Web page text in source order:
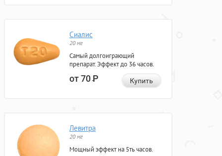
Сиалис
20 мг
Самый долгоиграющий
препарат. Эффект до 36 часов.
от 70Р Купить
Левитра
20 мг
Мощный эффект на 5ть часов.